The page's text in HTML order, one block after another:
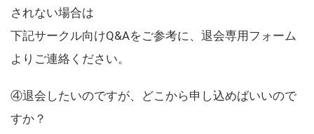
されない場合は
下記サークル向けQ&Aをご参考に、退会専用フォーム
よりご連絡ください。
④退会したいのですが、どこから申し込めばいいので
すか？